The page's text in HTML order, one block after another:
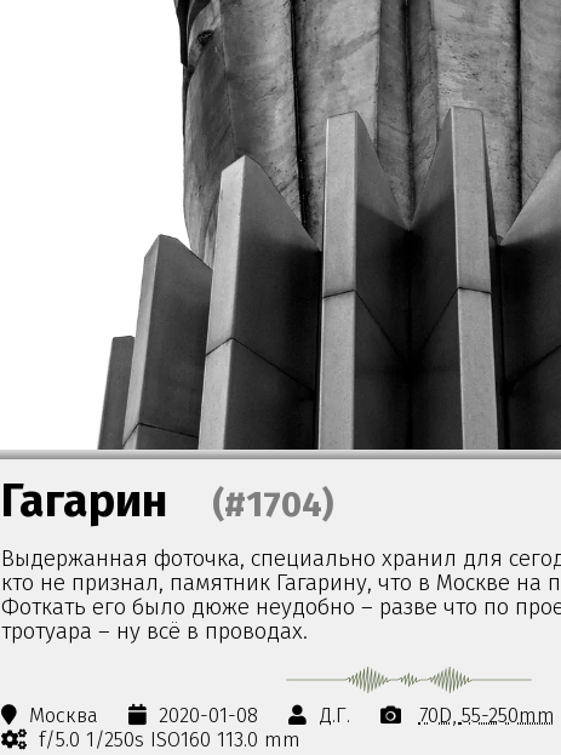
Гагарин (#1704)
Выдержанная фоточка, специально хранил для
кто не признал, памятник Гагарину, что в Москве
Фоткать его было дюже неудобно – разве что по
тротуара – ну всё в проводах.
Москва 2020-01-08 Д.Г. 70D 55-250mm
f/5.0 1/250s ISO160 113.0 mm